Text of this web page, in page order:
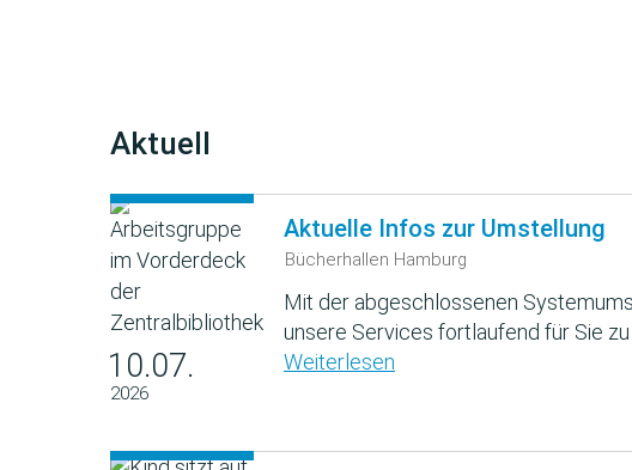
Aktuell
10.07.
2026
Aktuelle Infos zur Umstellung
Bücherhallen Hamburg
Mit der abgeschlossenen
unsere Services fortlaufend für Sie zu
Weiterlesen